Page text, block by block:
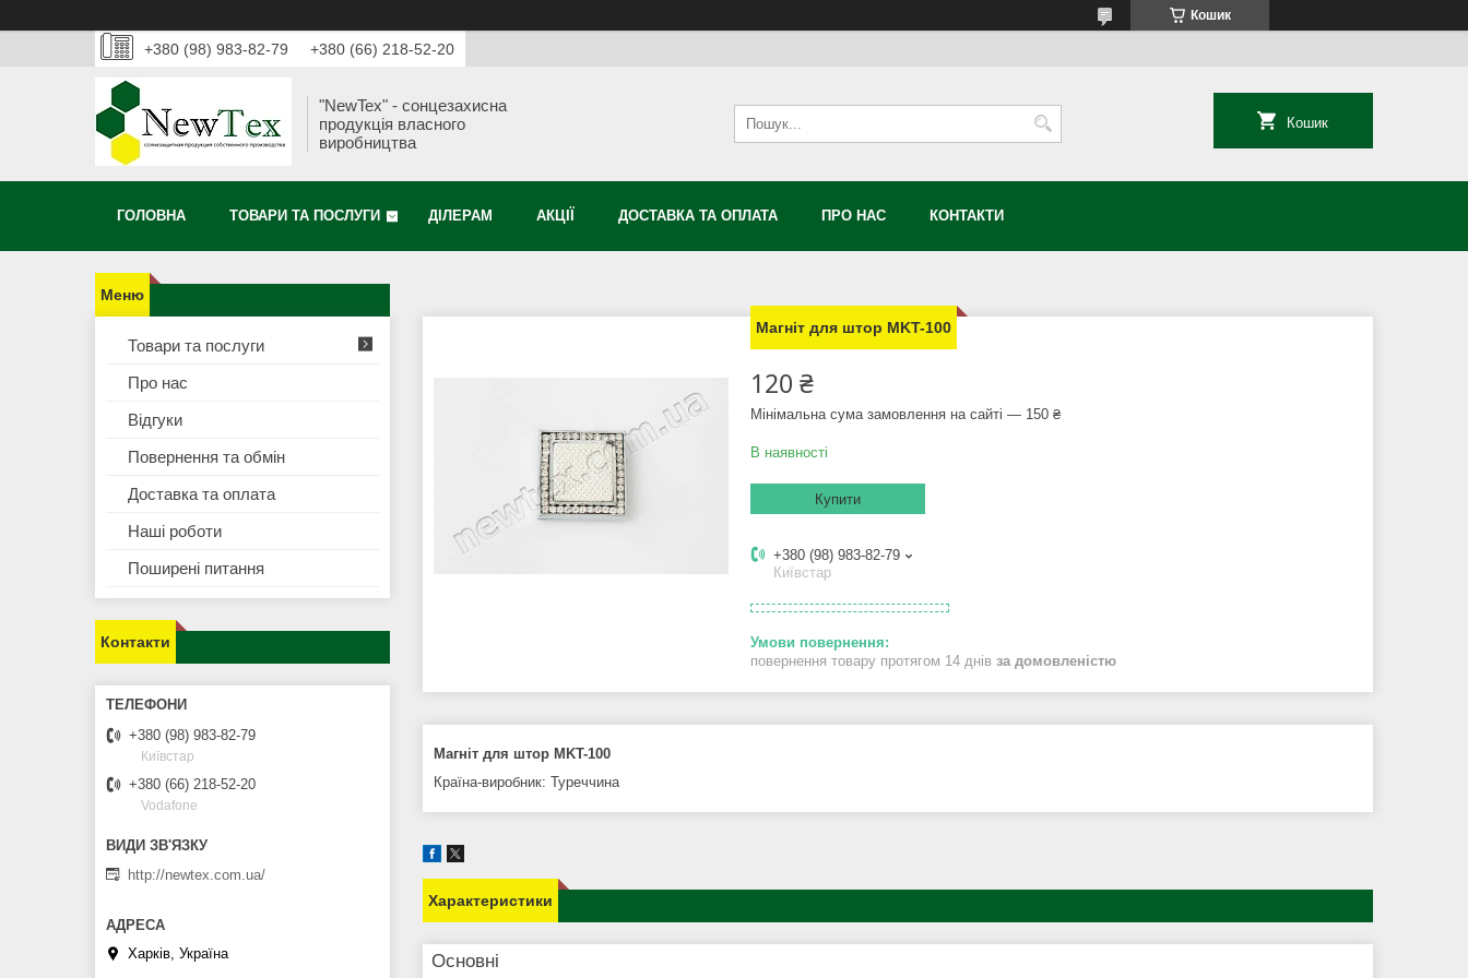
Кошик
+380 (98) 983-82-79 +380 (66) 218-52-20
"NewTex" - сонцезахисна
продукція власного
виробництва
Кошик
ГОЛОВНА ТОВАРИ ТА ПОСЛУГИ ДІЛЕРАМ АКЦІЇ ДОСТАВКА ТА ОПЛАТА ПРО НАС КОНТАКТИ
Магніт для штор MKT-100
120 ₴
Мінімальна сума замовлення на сайті — 150 ₴
В наявності
Купити
+380 (98) 983-82-79
Київстар
повернення товару протягом 14 днів за домовленістю
Магніт для штор MKT-100
Країна-виробник: Туреччина
Характеристики
Основні
Товари та послуги
Про нас
Відгуки
Повернення та обмін
Доставка та оплата
Наші роботи
Поширені питання
Контакти
+380 (98) 983-82-79
Київстар
+380 (66) 218-52-20
Vodafone
http://newtex.com.ua/
Харків, Україна